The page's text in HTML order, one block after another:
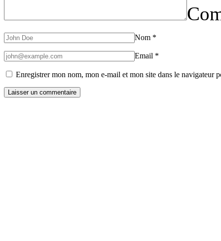
Nom *
Email *
Enregistrer mon nom, mon e-mail et mon site dans le navigateur